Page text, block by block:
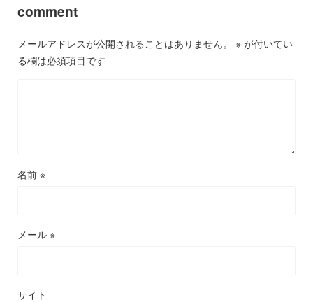
comment
メールアドレスが公開されることはありません。 ※ が付いてい
る欄は必須項目です
名前 ※
メール ※
サイト